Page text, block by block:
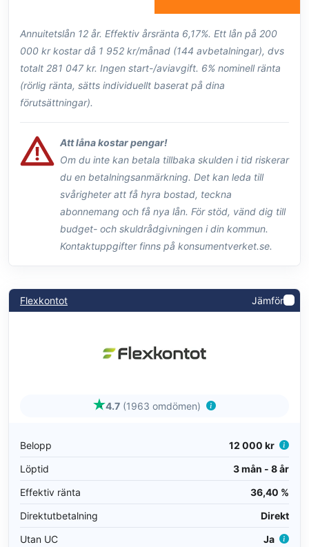
Annuitetslån 12 år. Effektiv årsränta 6,17%. Ett lån på 200
000 kr kostar då 1 952 kr/månad (144 avbetalningar), dvs
totalt 281 047 kr. Ingen start-/aviavgift. 6% nominell ränta
(rörlig ränta, sätts individuellt baserat på dina
förutsättningar).
Att låna kostar pengar!
Om du inte kan betala tillbaka skulden i tid riskerar
du en betalningsanmärkning. Det kan leda till
svårigheter att få hyra bostad, teckna
abonnemang och få nya lån. För stöd, vänd dig till
budget- och skuldrådgivningen i din kommun.
Kontaktuppgifter finns på konsumentverket.se.
Flexkontot Jämför
4.7 (1963 omdömen)
Belopp
12 000 kr
Löptid
3 mån - 8 år
Effektiv ränta
36,40 %
Direktutbetalning
Direkt
Utan UC
Ja